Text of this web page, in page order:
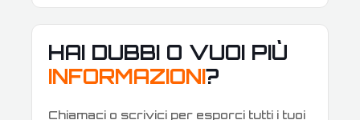
HAI DUBBI O VUOI PIÙ
INFORMAZIONI?
Chiamaci o scrivici per esporci tutti i tuoi